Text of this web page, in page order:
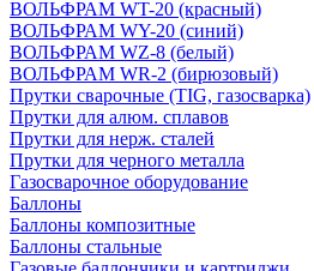
ВОЛЬФРАМ WT-20 (красный)
ВОЛЬФРАМ WY-20 (синий)
ВОЛЬФРАМ WZ-8 (белый)
ВОЛЬФРАМ WR-2 (бирюзовый)
Прутки сварочные (TIG, газосварка)
Прутки для алюм. сплавов
Прутки для нерж. сталей
Прутки для черного металла
Газосварочное оборудование
Баллоны
Баллоны композитные
Баллоны стальные